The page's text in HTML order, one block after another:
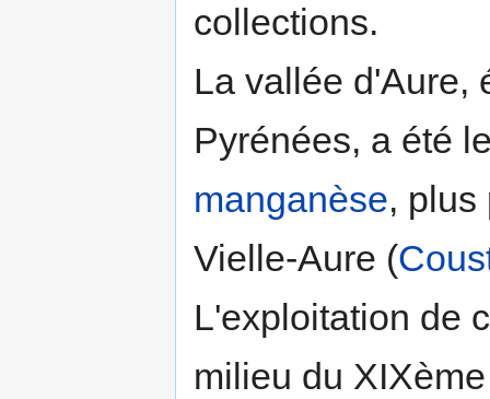
collections.
La vallée d'Aure,
Pyrénées, a été
manganèse, plus
Vielle-Aure (
L'exploitation de
milieu du